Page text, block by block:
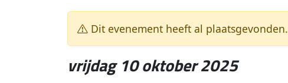
Dit evenement heeft al plaatsgevonden.
vrijdag 10 oktober 2025